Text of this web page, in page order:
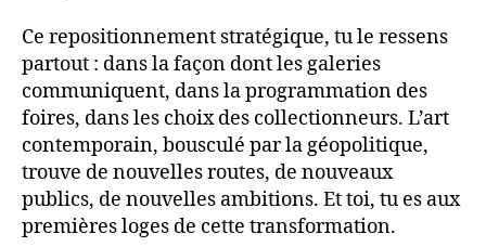
Ce repositionnement stratégique, tu le ressens
partout : dans la façon dont les galeries
communiquent, dans la programmation des
foires, dans les choix des collectionneurs. L’art
contemporain, bousculé par la géopolitique,
trouve de nouvelles routes, de nouveaux
publics, de nouvelles ambitions. Et toi, tu es aux
premières loges de cette transformation.